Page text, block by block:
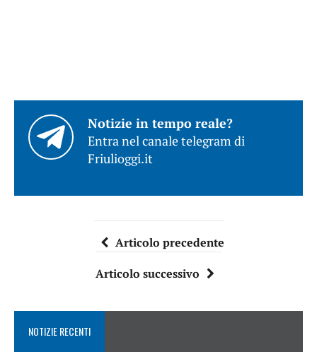
Notizie in tempo reale?
Entra nel canale telegram di
Friulioggi.it
Articolo precedente
Articolo successivo
NOTIZIE RECENTI